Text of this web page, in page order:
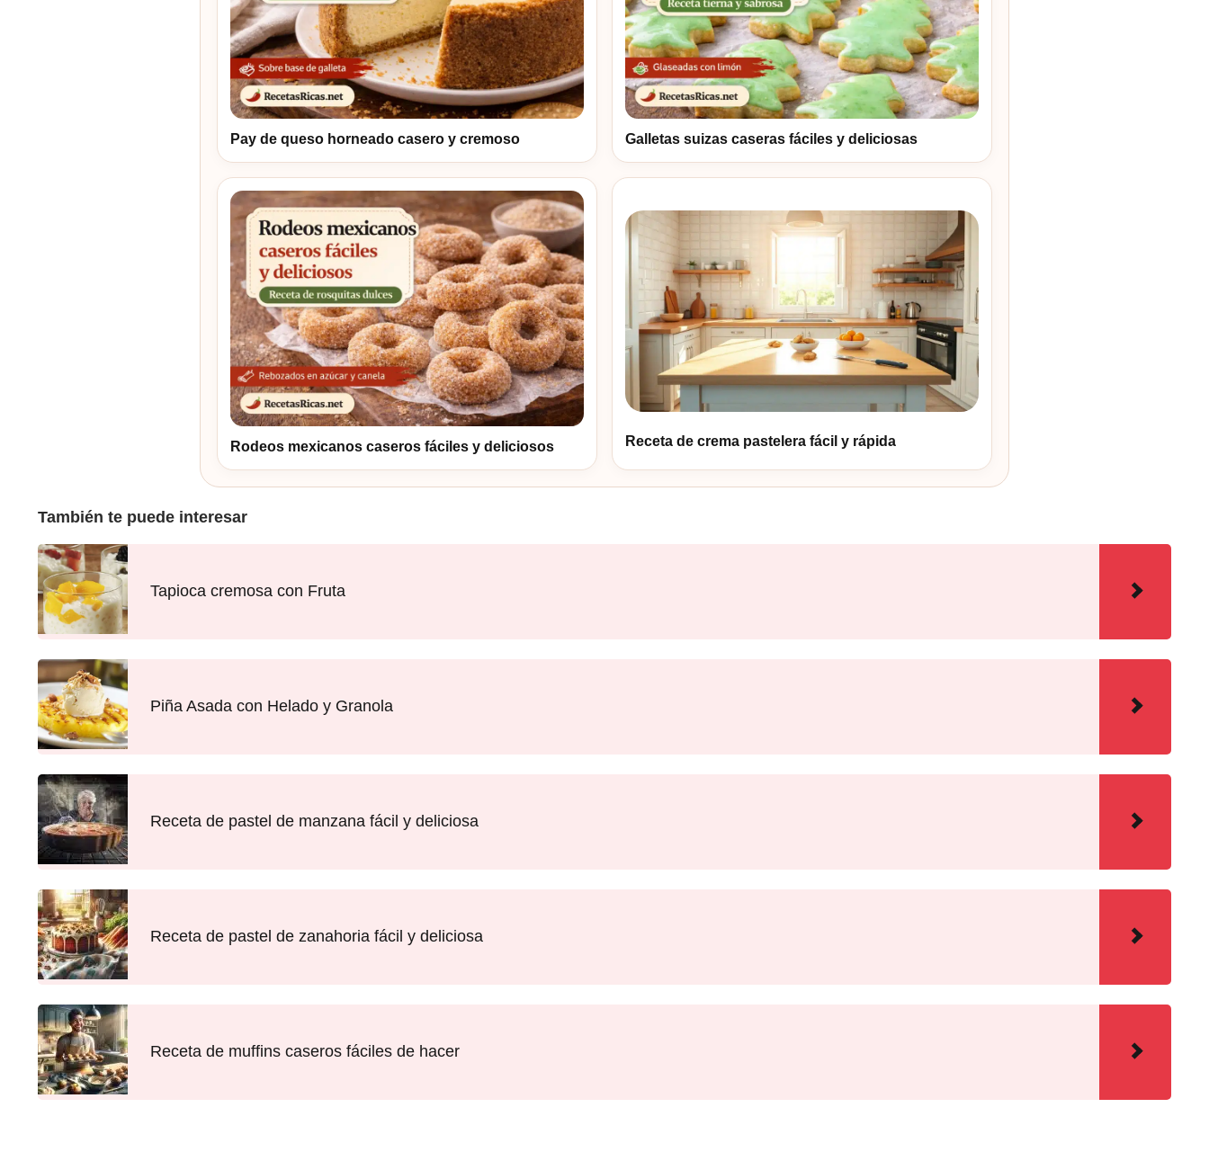
Pay de queso horneado casero y cremoso Galletas suizas caseras fáciles y deliciosas
Rodeos mexicanos caseros fáciles y deliciosos Receta de crema pastelera fácil y rápida
También te puede interesar
Tapioca cremosa con Fruta
Piña Asada con Helado y Granola
Receta de pastel de manzana fácil y deliciosa
Receta de pastel de zanahoria fácil y deliciosa
Receta de muffins caseros fáciles de hacer